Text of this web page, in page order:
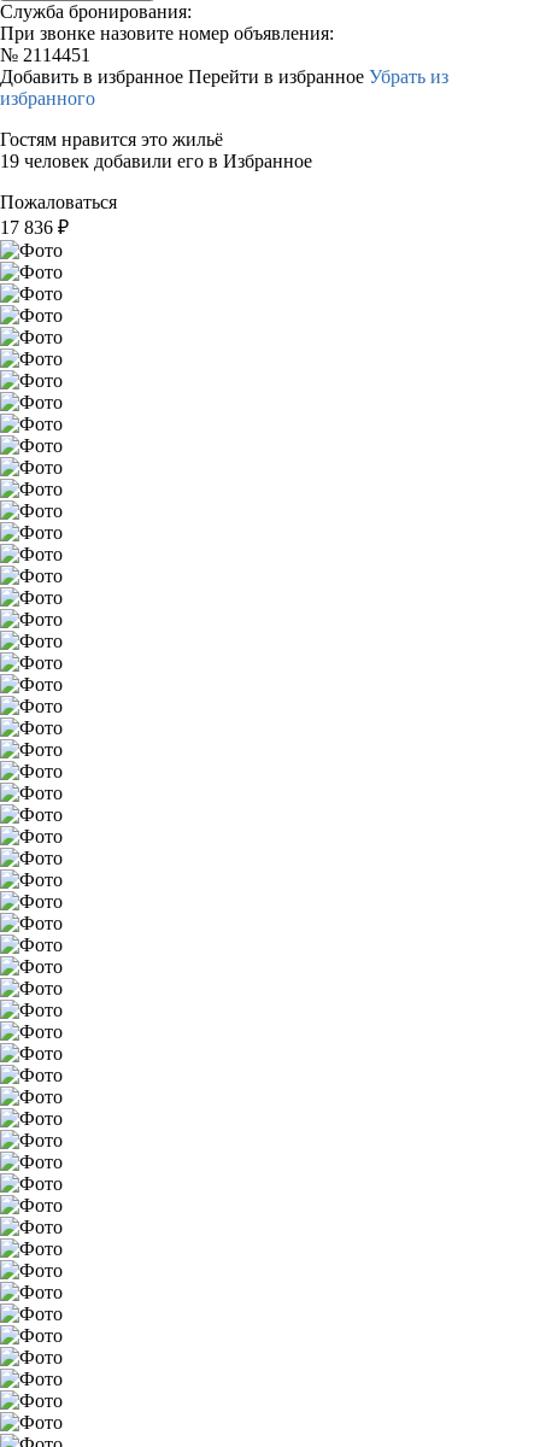
Служба бронирования:
При звонке назовите номер объявления:
№ 2114451
Добавить в избранное Перейти в избранное Убрать из
избранного
Гостям нравится это жильё
19 человек добавили его в Избранное
Пожаловаться
17 836 ₽